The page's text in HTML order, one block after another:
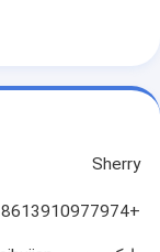
Sherry
+8613910977974